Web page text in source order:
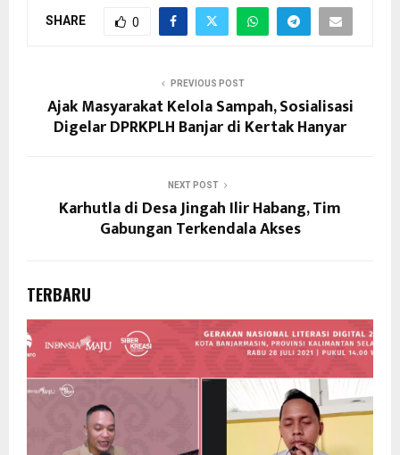
SHARE 0
PREVIOUS POST
Ajak Masyarakat Kelola Sampah, Sosialisasi
Digelar DPRKPLH Banjar di Kertak Hanyar
NEXT POST
Karhutla di Desa Jingah Ilir Habang, Tim
Gabungan Terkendala Akses
TERBARU